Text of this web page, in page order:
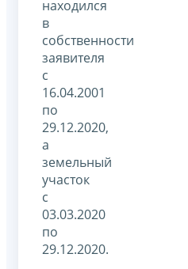
находился
в
собственности
заявителя
с
16.04.2001
по
29.12.2020,
а
земельный
участок
с
03.03.2020
по
29.12.2020.